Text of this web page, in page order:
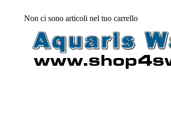
Non ci sono articoli nel tuo carrello